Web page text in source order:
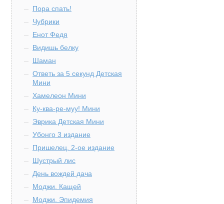
Пора спать!
Чубрики
Енот Федя
Видишь белку
Шаман
Ответь за 5 секунд Детская
Мини
Хамелеон Мини
Ку-ква-ре-муу! Мини
Эврика Детская Мини
Убонго 3 издание
Пришелец. 2-ое издание
Шустрый лис
День вождей дача
Моджи. Кащей
Моджи. Эпидемия